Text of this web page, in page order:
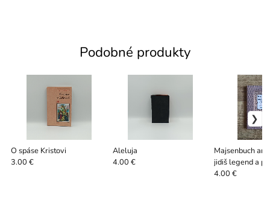
Podobné produkty
O spáse Kristovi
3.00 €
Aleluja
4.00 €
Majsenbuch
jidiš legend a
4.00 €